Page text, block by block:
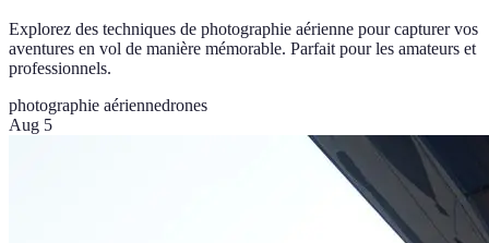
Explorez des techniques de photographie aérienne pour capturer vos
aventures en vol de manière mémorable. Parfait pour les amateurs et
professionnels.
photographie aériennedrones
Aug 5